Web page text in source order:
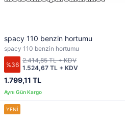
spacy 110 benzin hortumu
spacy 110 benzin hortumu
%36
1.799,11 TL
1.524,67 TL + KDV
2.414,85 TL + KDV